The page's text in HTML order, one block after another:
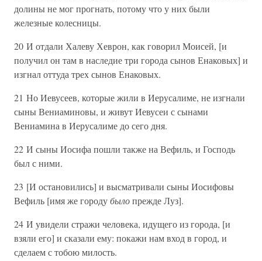
долины не мог прогнать, потому что у них были
железные колесницы.
20 И отдали Халеву Хеврон, как говорил Моисей, [и
получил он там в наследие три города сынов Енаковых] и
изгнал оттуда трех сынов Енаковых.
21 Но Иевусеев, которые жили в Иерусалиме, не изгнали
сыны Вениаминовы, и живут Иевусеи с сынами
Вениамина в Иерусалиме до сего дня.
22 И сыны Иосифа пошли также на Вефиль, и Господь
был с ними.
23 [И остановились] и высматривали сыны Иосифовы
Вефиль [имя же городубылопрежде Луз].
24 И увидели стражи человека, идущего из города, [и
взяли его] и сказали ему: покажи нам вход в город, и
сделаем с тобою милость.